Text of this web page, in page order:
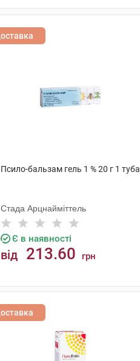
Псило-бальзам гель 1 % 20 г 1 туба
Стада Арцнайміттель
Є в наявності
від 213.60 грн